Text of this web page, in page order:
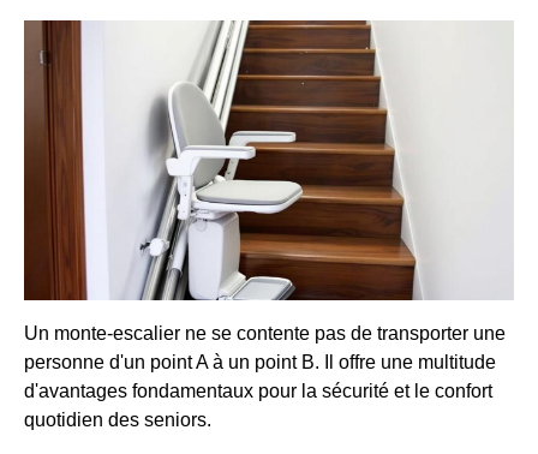
Un monte-escalier ne se contente pas de transporter une
personne d'un point A à un point B. Il offre une multitude
d'avantages fondamentaux pour la sécurité et le confort
quotidien des seniors.